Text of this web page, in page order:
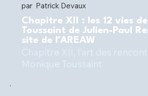
par Patrick Devaux
Chapitre XII : les 12 vies
Toussaint de Julien-Paul
site de l'AREAW